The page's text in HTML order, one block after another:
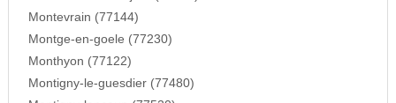
Montevrain (77144)
Montge-en-goele (77230)
Monthyon (77122)
Montigny-le-guesdier (77480)